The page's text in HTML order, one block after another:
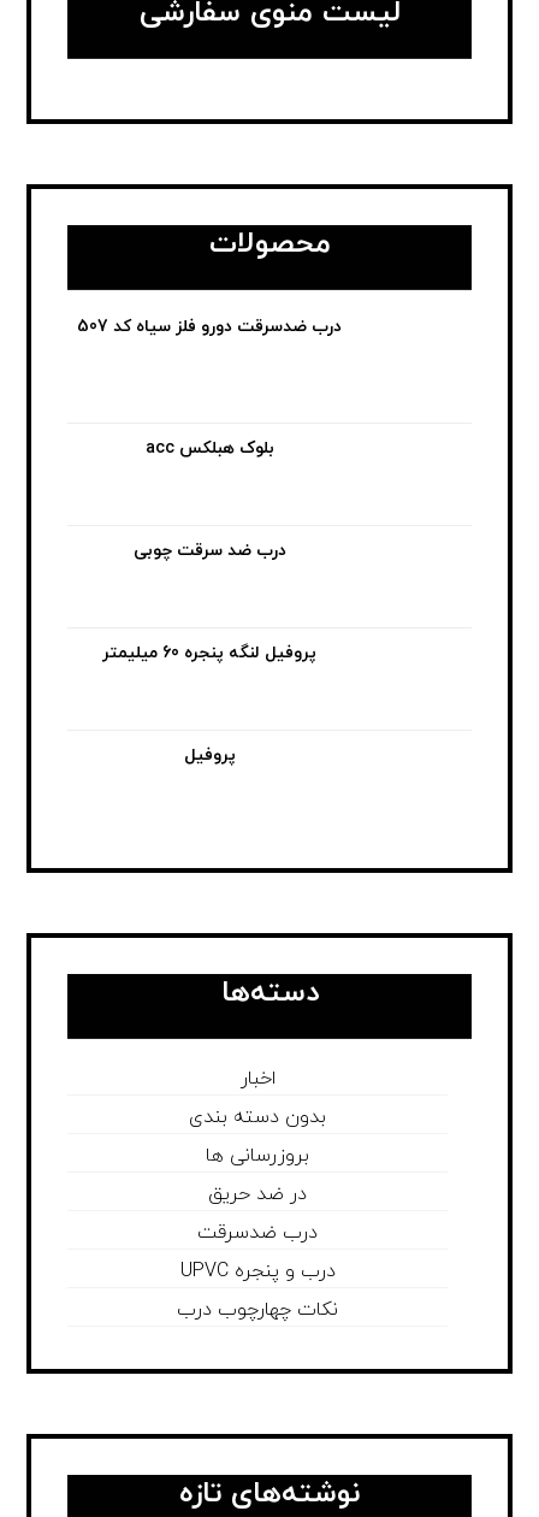
لیست منوی سفارشی
محصولات
درب ضدسرقت دورو فلز سیاه کد 507
بلوک هبلکس acc
درب ضد سرقت چوبی
پروفیل لنگه پنجره 60 میلیمتر
پروفیل
دسته‌ها
اخبار
بدون دسته بندی
بروزرسانی ها
در ضد حریق
درب ضدسرقت
درب و پنجره UPVC
نکات چهارچوب درب
نوشته‌های تازه